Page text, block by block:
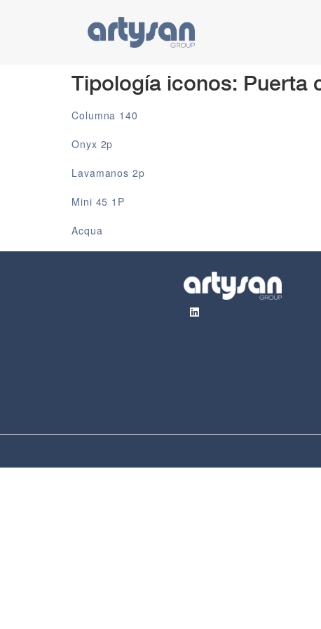
Tipología iconos: Puerta
Columna 140
Onyx 2p
Lavamanos 2p
Mini 45 1P
Acqua